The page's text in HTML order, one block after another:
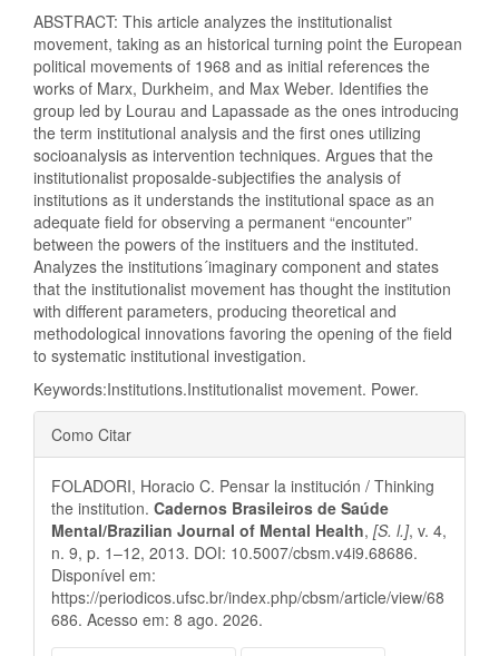
ABSTRACT: This article analyzes the institutionalist
movement, taking as an historical turning point the European
political movements of 1968 and as initial references the
works of Marx, Durkheim, and Max Weber. Identifies the
group led by Lourau and Lapassade as the ones introducing
the term institutional analysis and the first ones utilizing
socioanalysis as intervention techniques. Argues that the
institutionalist proposalde-subjectifies the analysis of
institutions as it understands the institutional space as an
adequate field for observing a permanent “encounter”
between the powers of the instituers and the instituted.
Analyzes the institutions´imaginary component and states
that the institutionalist movement has thought the institution
with different parameters, producing theoretical and
methodological innovations favoring the opening of the field
to systematic institutional investigation.
Keywords:Institutions.Institutionalist movement. Power.
Detalhes
do
artigo
Como Citar
FOLADORI, Horacio C. Pensar la institución / Thinking
the institution. Cadernos Brasileiros de Saúde
Mental/Brazilian Journal of Mental Health, [S. l.], v. 4,
n. 9, p. 1–12, 2013. DOI: 10.5007/cbsm.v4i9.68686.
Disponível em:
https://periodicos.ufsc.br/index.php/cbsm/article/view/68
686. Acesso em: 8 ago. 2026.